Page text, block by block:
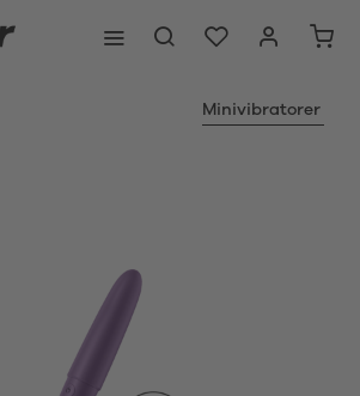
Minivibratorer